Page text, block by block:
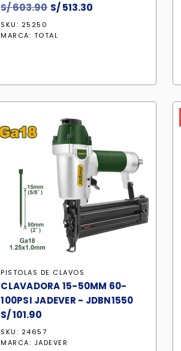
S/603.90 El
original
S/513.30
SKU: 25250
MARCA: TOTAL
PISTOLAS DE CLAVOS
CLAVADORA 15-50MM 60-
100PSI JADEVER - JDBN1550
S/101.90
SKU: 24657
MARCA: JADEVER